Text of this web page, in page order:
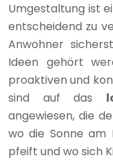
Umgestaltung ist
entscheidend zu
Anwohner
Ideen gehört
proaktiven und
sind auf das
angewiesen, die
wo die Sonne am
pfeift und wo sich